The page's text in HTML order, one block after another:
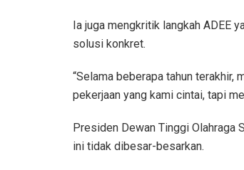
Ia juga mengkritik langkah ADEE
solusi konkret.
“Selama beberapa tahun terakhir,
pekerjaan yang kami cintai, tapi
Presiden Dewan Tinggi Olahraga
ini tidak dibesar-besarkan.